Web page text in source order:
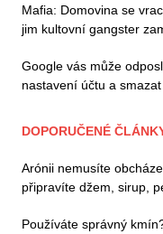
Mafia: Domovina se
jim kultovní gangster
Google vás může
nastavení účtu a
DOPORUČENÉ
Arónii nemusíte
připravíte džem, sirup,
Používáte správný